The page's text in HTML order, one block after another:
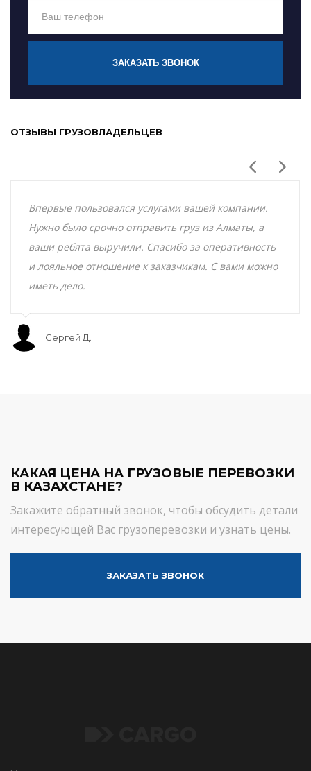
ЗАКАЗАТЬ ЗВОНОК
ОТЗЫВЫ ГРУЗОВЛАДЕЛЬЦЕВ
Впервые пользовался услугами вашей компании.
Нужно было срочно отправить груз из Алматы, а
ваши ребята выручили. Спасибо за оперативность
и лояльное отношение к заказчикам. С вами можно
иметь дело.
Сергей Д.
КАКАЯ ЦЕНА НА ГРУЗОВЫЕ ПЕРЕВОЗКИ
В КАЗАХСТАНЕ?
Закажите обратный звонок, чтобы обсудить детали
интересующей Вас грузоперевозки и узнать цены.
ЗАКАЗАТЬ ЗВОНОК